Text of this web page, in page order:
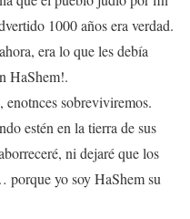
1000 años era verdad.
era lo que les debía
HaShem!.
sobreviviremos.
estén en la tierra de sus
ni dejaré que los
yo soy HaShem su